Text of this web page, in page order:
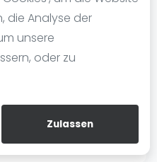
die Analyse der
unsere
oder zu
Zulassen
Halstenbek |